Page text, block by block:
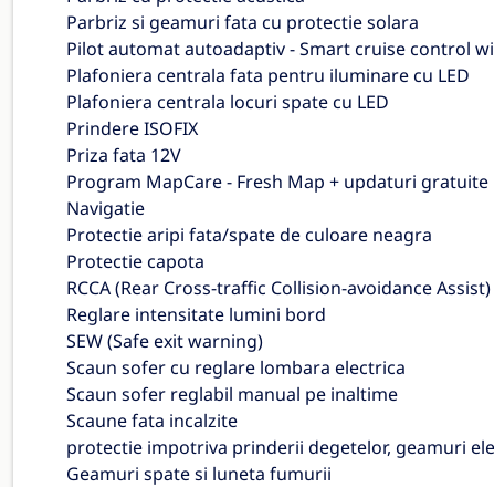
Parbriz si geamuri fata cu protectie solara
Pilot automat autoadaptiv - Smart cruise control
Plafoniera centrala fata pentru iluminare cu LED
Plafoniera centrala locuri spate cu LED
Prindere ISOFIX
Priza fata 12V
Program MapCare - Fresh Map + updaturi
Navigatie
Protectie aripi fata/spate de culoare neagra
Protectie capota
RCCA (Rear Cross-traffic Collision-avoidance Assist)
Reglare intensitate lumini bord
SEW (Safe exit warning)
Scaun sofer cu reglare lombara electrica
Scaun sofer reglabil manual pe inaltime
Scaune fata incalzite
protectie impotriva prinderii degetelor, geamuri
Geamuri spate si luneta fumurii